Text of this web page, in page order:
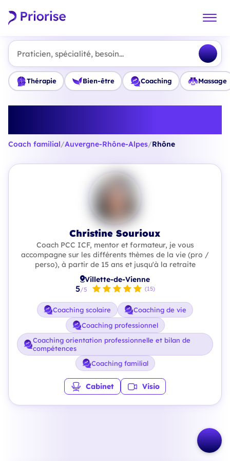
Praticien, spécialité, besoin...
Thérapie Bien-être Coaching Massage
Coach familial/Auvergne-Rhône-Alpes/Rhône
Christine Sourioux
Coach PCC ICF, mentor et formateur, je vous
accompagne sur les différents thèmes de la vie (pro /
perso), à partir de 15 ans et jusqu'à la retraite
Villette-de-Vienne
5/5 (15)
Coaching scolaire
Coaching de vie
Coaching professionnel
Coaching orientation professionnelle et bilan de
compétences
Coaching familial
Cabinet Visio